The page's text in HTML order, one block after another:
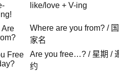
like/love + V-ing
Are
Where are you from? / 国
家名
Free
Are you free…? / 星期 /
约